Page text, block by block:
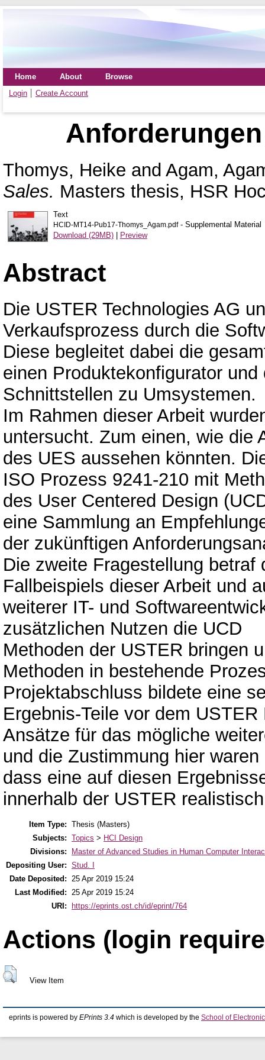
Home About
Browse
Login
Create Account
Thomys, Heike and Agam,
Sales. Masters thesis, HSR
Text
HCID-MT14-Pub17-Thomys_Agam.pdf- Supplemental Material
Download (29MB)| Preview
Abstract
Die USTER Technologies AG
Verkaufsprozess durch die
Diese begleitet dabei die
einen Produktekonfigurator und
Schnittstellen zu Umsystemen.
Im Rahmen dieser Arbeit
untersucht. Zum einen, wie die
des UES aussehen könnten.
ISO Prozess 9241-210 mit
des User Centered Design
eine Sammlung an
der zukünftigen
Die zweite Fragestellung
Fallbeispiels dieser Arbeit und
weiterer IT- und
zusätzlichen Nutzen die UCD
Methoden der USTER bringen
Methoden in bestehende
Projektabschluss bildete eine
Ergebnis-Teile vor dem
Ansätze für das mögliche
und die Zustimmung hier
dass eine auf diesen
innerhalb der USTER
Item Type: Thesis (Masters)
Subjects: Topics > HCI Design
Divisions:
Master of Advanced Studies in Human Computer
Depositing User: Stud. I
Date Deposited: 25 Apr 2019 15:24
Last Modified: 25 Apr 2019 15:24
URI:
https://eprints.ost.ch/id/eprint/764
Actions (login
View Item
eprints is powered by EPrints 3.4 which is developed by the School of